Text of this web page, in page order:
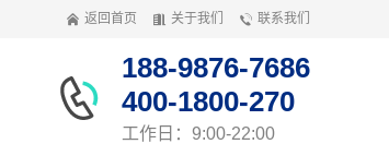
返回首页 关于我们 联系我们
188-9876-7686
400-1800-270
工作日：9:00-22:00